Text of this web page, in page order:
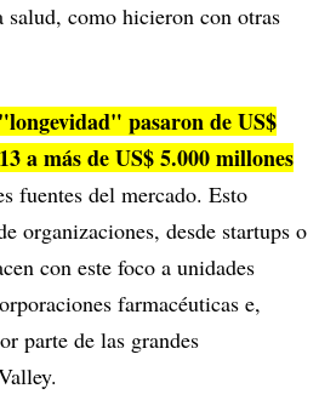
como hicieron con otras
pasaron de US$
a más de US$ 5.000 millones
fuentes del mercado. Esto
organizaciones, desde startups o
con este foco a unidades
farmacéuticas e,
parte de las grandes